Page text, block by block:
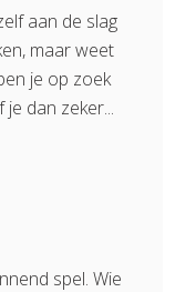
aan de slag
maar weet
je op zoek
dan zeker...
spel. Wie